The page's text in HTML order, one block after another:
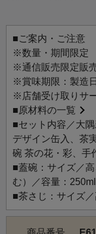
生まれたルピシア
トにしました。日本
す。
■ご案内・ご注意
※数量・期間限定
※通信販売限定販
※賞味期限：製造
※店舗受け取りサ
■原材料の一覧
■セット内容／大
デザイン缶入、茶
碗 茶の花・彩、手
■蓋碗：サイズ／
む）／容量：250ml
■茶さじ：サイズ